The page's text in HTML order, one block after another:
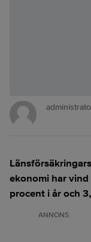
ekonomi har vind
procent i år och
ANNONS